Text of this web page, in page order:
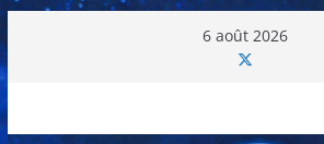
au
6 août 2026